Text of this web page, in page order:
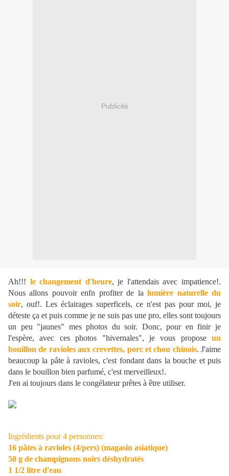
Publicité
Ah!!! le changement d'heure, je l'attendais avec impatience!.
Nous allons pouvoir enfn profiter de lalumière naturelle du
soir, ouf!. Les éclairages superficels, ce n'est pas pour moi, je
déteste ça et puis comme je ne suis pas une pro, elles sont toujours
un peu "jaunes" mes photos du soir. Donc, pour en finir je
l'espère, avec ces photos "hivernales", je vous propose un
bouillon de ravioles aux crevettes, porc et chou chinois. J'aime
beaucoup la pâte à ravioles, c'est fondant dans la bouche et puis
dans le bouillon bien parfumé, c'est merveilleux!.
J'en ai toujours dans le congélateur prêtes à être utiliser.
Ingrédients pour 4 personnes:
16 pâtes à ravioles (4/pers) (magasin asiatique)
50 g de champignons noirs déshydratés
1 1/2 litre d'eau